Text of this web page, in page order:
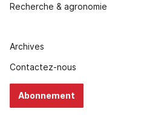
Recherche & agronomie
Archives
Contactez-nous
Abonnement